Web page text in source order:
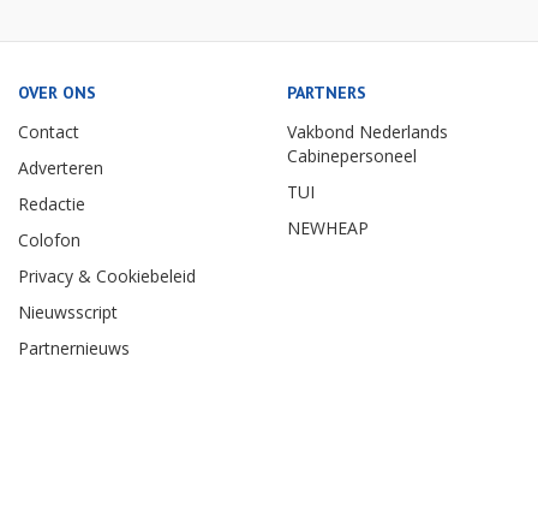
OVER ONS
Contact
Adverteren
Redactie
Colofon
Privacy & Cookiebeleid
Nieuwsscript
Partnernieuws
PARTNERS
Vakbond Nederlands
Cabinepersoneel
TUI
NEWHEAP